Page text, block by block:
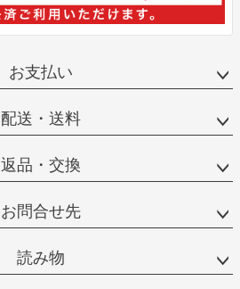
お支払い
配送・送料
返品・交換
お問合せ先
読み物